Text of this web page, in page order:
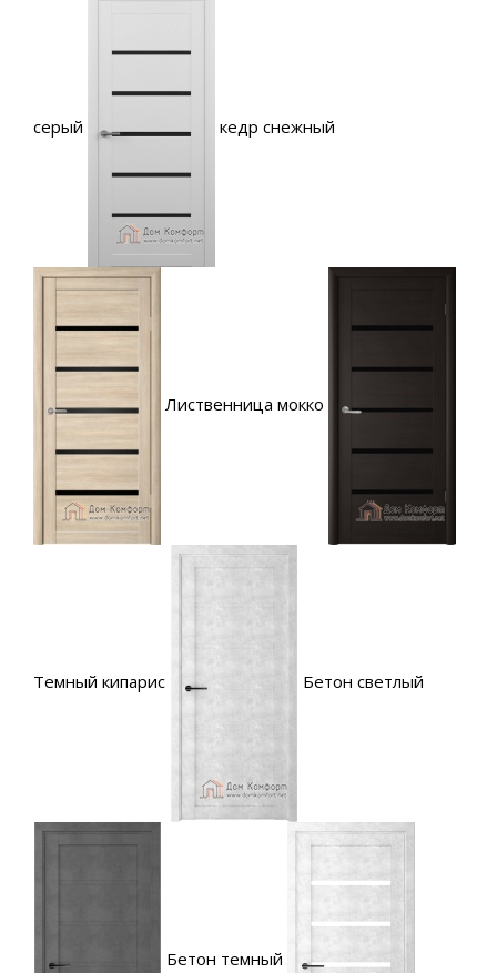
серый кедр снежный
Лиственница мокко
Темный кипарис Бетон светлый
Бетон темный